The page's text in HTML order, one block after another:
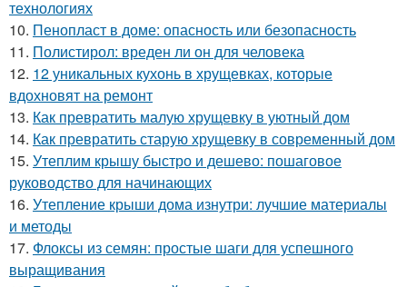
технологиях
10. Пенопласт в доме: опасность или безопасность
11. Полистирол: вреден ли он для человека
12. 12 уникальных кухонь в хрущевках, которые
вдохновят на ремонт
13. Как превратить малую хрущевку в уютный дом
14. Как превратить старую хрущевку в современный дом
15. Утеплим крышу быстро и дешево: пошаговое
руководство для начинающих
16. Утепление крыши дома изнутри: лучшие материалы
и методы
17. Флоксы из семян: простые шаги для успешного
выращивания